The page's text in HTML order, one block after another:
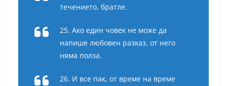
течението, братле.
25. Ако един човек не може да
напише любовен разказ, от него
няма полза.
26. И все пак, от време на време